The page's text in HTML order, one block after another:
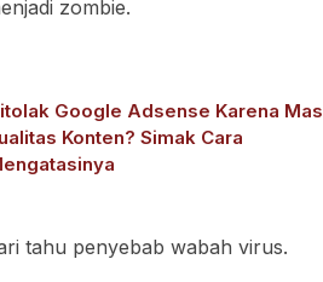
zombie.
Google Adsense Karena
Konten? Simak Cara
tahu penyebab wabah virus.